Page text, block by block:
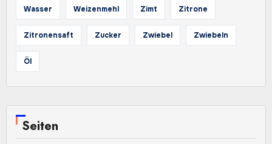
Wasser Weizenmehl Zimt Zitrone
Zitronensaft Zucker Zwiebel Zwiebeln
Öl
Seiten